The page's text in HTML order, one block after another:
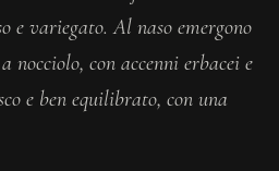
e variegato. Al naso emergono
con accenni erbacei e
e ben equilibrato, con una